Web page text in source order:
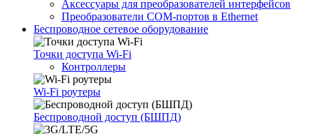
Аксессуары для преобразователей интерфейсов
Преобразователи COM-портов в Ethernet
Беспроводное сетевое оборудование
Точки доступа Wi-Fi
Контроллеры
Wi-Fi роутеры
Беспроводной доступ (БШПД)